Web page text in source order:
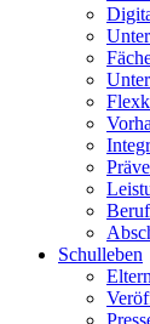
Schulleben